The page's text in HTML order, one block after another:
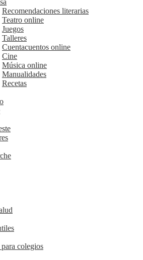
Recomendaciones literarias
Teatro online
Juegos
Talleres
Cuentacuentos online
Cine
Música online
Manualidades
Recetas
colegios